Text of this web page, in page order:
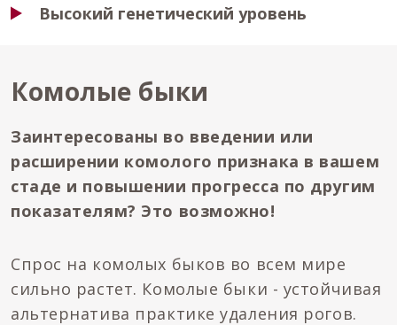
Высокий генетический уровень
Комолые быки
Заинтересованы во введении или
расширении комолого признака в вашем
стаде и повышении прогресса по другим
показателям? Это возможно!
Спрос на комолых быков во всем мире
сильно растет. Комолые быки - устойчивая
альтернатива практике удаления рогов.